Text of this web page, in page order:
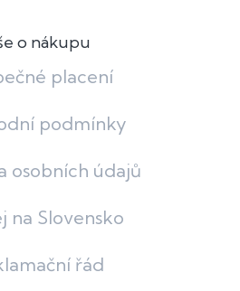
o nákupu
placení
podmínky
osobních údajů
na Slovensko
řád